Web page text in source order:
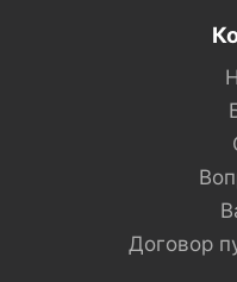
Договор